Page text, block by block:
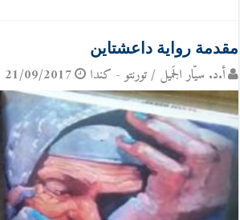
مقدمة رواية داعشتاين
أ.د. سيّار الجَميل / تورنتو - كندا 21/09/2017